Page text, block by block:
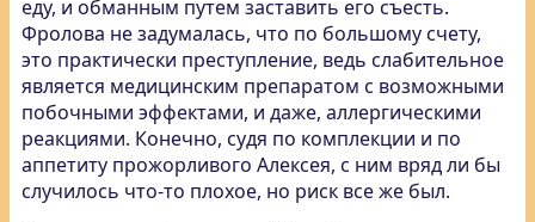
еду, и обманным путем заставить его съесть.
Фролова не задумалась, что по большому счету,
это практически преступление, ведь слабительное
является медицинским препаратом с возможными
побочными эффектами, и даже, аллергическими
реакциями. Конечно, судя по комплекции и по
аппетиту прожорливого Алексея, с ним вряд ли бы
случилось что-то плохое, но риск все же был.